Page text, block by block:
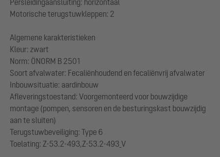
Persleidingaansluiting: horizontaal
Motorische terugstuwkleppen: 2
Algemene karakteristieken
Kleur: zwart
Norm: ÖNORM B 2501
Soort afvalwater: Fecaliënhoudend en fecaliënvrij afvalwater
Inbouwsituatie: aardinbouw
Afleveringstoestand: Voorgemonteerd voor bouwzijdige
montage (pompen, sensoren en de besturingskast bouwzijdig
aan te sluiten)
Terugstuwbeveiliging: Type 6
Toelating: Z-53.2-493,Z-53.2-493_V